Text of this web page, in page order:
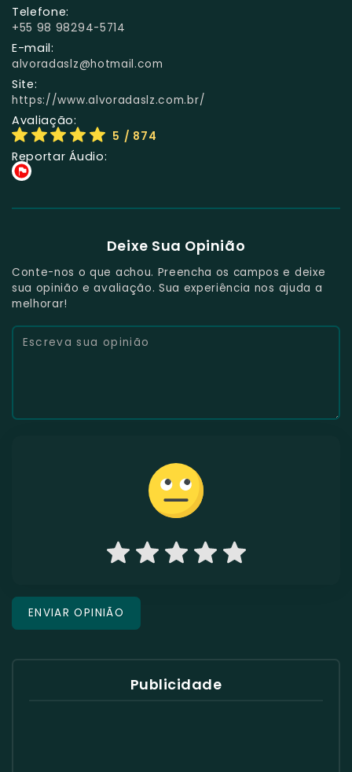
Telefone:
+55 98 98294-5714
E-mail:
alvoradaslz@hotmail.com
Site:
https://www.alvoradaslz.com.br/
Avaliação:
5 / 874
Reportar Áudio:
Deixe Sua Opinião
Conte-nos o que achou. Preencha os campos e deixe
sua opinião e avaliação. Sua experiência nos ajuda a
melhorar!
Publicidade